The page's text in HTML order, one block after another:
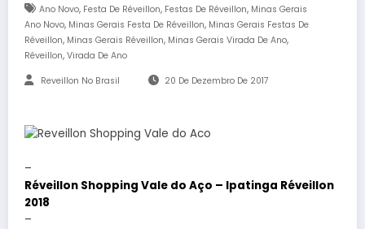
Ano Novo, Festa De Réveillon, Festas De Réveillon, Minas Gerais
Ano Novo, Minas Gerais Festa De Réveillon, Minas Gerais Festas De
Réveillon, Minas Gerais Réveillon, Minas Gerais Virada De Ano,
Réveillon, Virada De Ano
Reveillon No Brasil 20 De Dezembro De 2017
–
Réveillon Shopping Vale do Aço – Ipatinga Réveillon
2018
–